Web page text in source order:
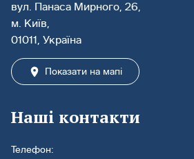
вул. Панаса Мирного, 26,
м. Київ,
01011, Україна
Показати на мапі
Наші контакти
Телефон: